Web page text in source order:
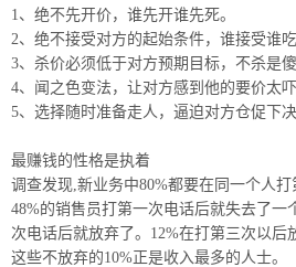
1、绝不先开价，谁先开谁先死。
2、绝不接受对方的起始条件，谁接受谁吃
3、杀价必须低于对方预期目标，不杀是傻
4、闻之色变法，让对方感到他的要价太吓
5、选择随时准备走人，逼迫对方仓促下决
最赚钱的性格是执着
调查发现,新业务中80%都要在同一个人
48%的销售员打第一次电话后就失去了一
次电话后就放弃了。12%在打第三次以后
这些不放弃的10%正是收入最多的人士。